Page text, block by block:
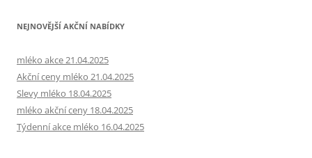
NEJNOVĚJŠÍ AKČNÍ NABÍDKY
mléko akce 21.04.2025
Akční ceny mléko 21.04.2025
Slevy mléko 18.04.2025
mléko akční ceny 18.04.2025
Týdenní akce mléko 16.04.2025